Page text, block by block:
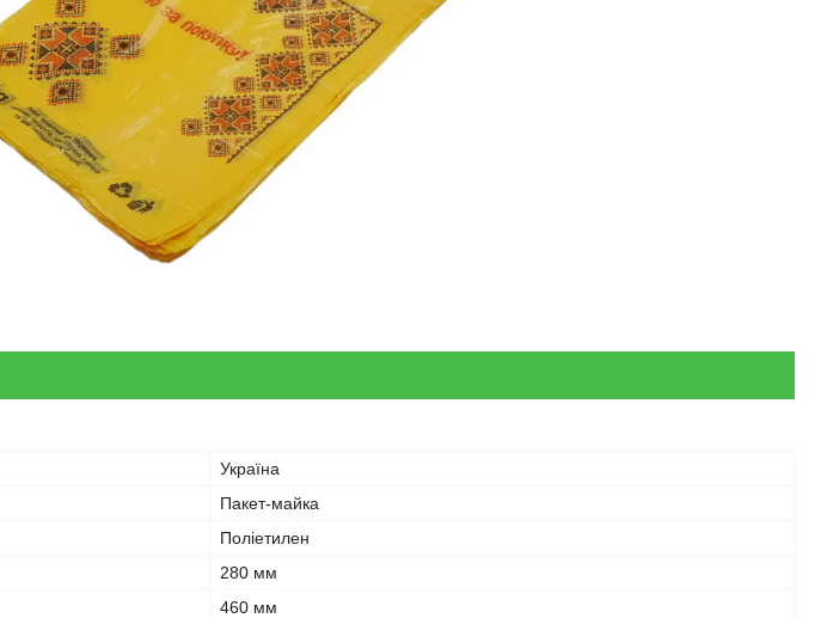
Україна
Пакет-майка
Поліетилен
280 мм
460 мм